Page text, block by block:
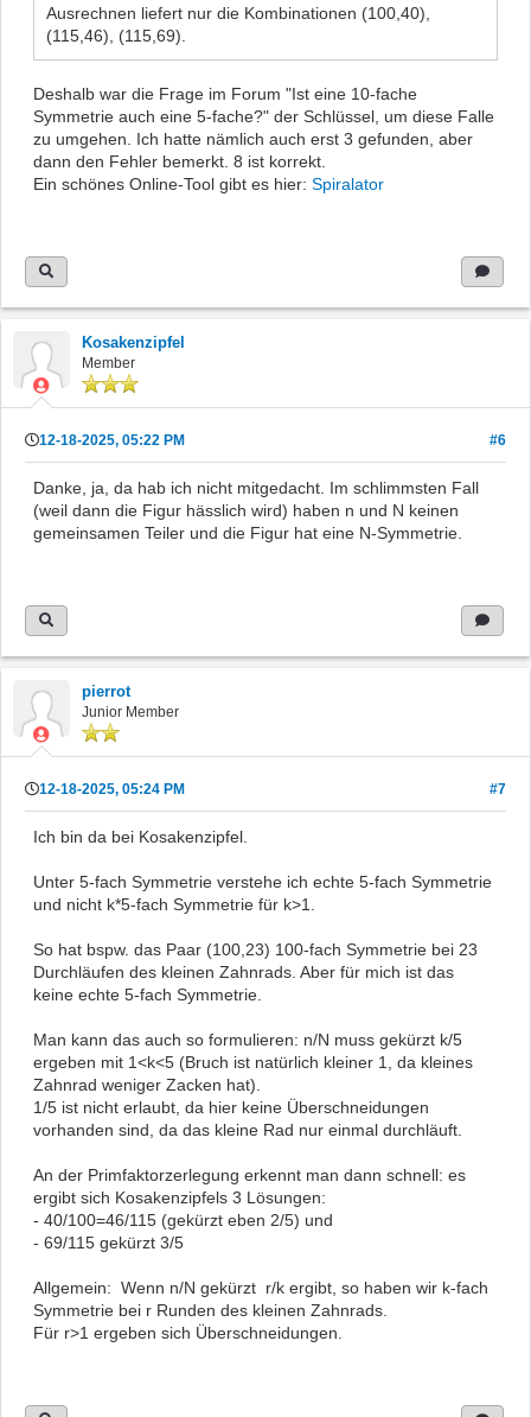
Ausrechnen liefert nur die Kombinationen (100,40),
(115,46), (115,69).
Deshalb war die Frage im Forum "Ist eine 10-fache
Symmetrie auch eine 5-fache?" der Schlüssel, um diese Falle
zu umgehen. Ich hatte nämlich auch erst 3 gefunden, aber
dann den Fehler bemerkt. 8 ist korrekt.
Ein schönes Online-Tool gibt es hier: Spiralator
Kosakenzipfel
Member
12-18-2025, 05:22 PM #6
Danke, ja, da hab ich nicht mitgedacht. Im schlimmsten Fall
(weil dann die Figur hässlich wird) haben n und N keinen
gemeinsamen Teiler und die Figur hat eine N-Symmetrie.
pierrot
Junior Member
12-18-2025, 05:24 PM #7
Ich bin da bei Kosakenzipfel.
Unter 5-fach Symmetrie verstehe ich echte 5-fach Symmetrie
und nicht k*5-fach Symmetrie für k>1.
So hat bspw. das Paar (100,23) 100-fach Symmetrie bei 23
Durchläufen des kleinen Zahnrads. Aber für mich ist das
keine echte 5-fach Symmetrie.
Man kann das auch so formulieren: n/N muss gekürzt k/5
ergeben mit 1<k<5 (Bruch ist natürlich kleiner 1, da kleines
Zahnrad weniger Zacken hat).
1/5 ist nicht erlaubt, da hier keine Überschneidungen
vorhanden sind, da das kleine Rad nur einmal durchläuft.
An der Primfaktorzerlegung erkennt man dann schnell: es
ergibt sich Kosakenzipfels 3 Lösungen:
- 40/100=46/115 (gekürzt eben 2/5) und
- 69/115 gekürzt 3/5
Allgemein: Wenn n/N gekürzt r/k ergibt, so haben wir k-fach
Symmetrie bei r Runden des kleinen Zahnrads.
Für r>1 ergeben sich Überschneidungen.